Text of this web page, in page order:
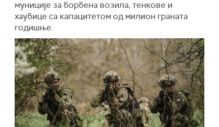
муниције за борбена возила, тенкове и
хаубице са капацитетом од милион граната
годишње.